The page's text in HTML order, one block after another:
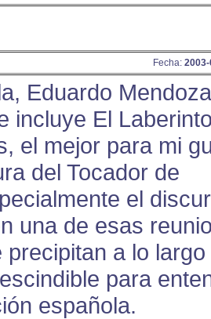
Fecha:
Eduardo
incluye El
el mejor para mi
del Tocador de
el
una de esas
precipitan a lo
para
española.